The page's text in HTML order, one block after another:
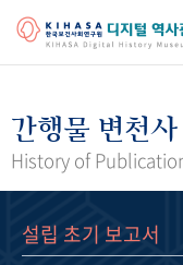
걸어온 길 기관 변천사
정책과 연구 키워드
간행물 변천사
History of
설립 초기 보고서